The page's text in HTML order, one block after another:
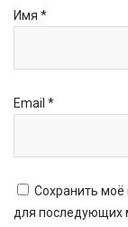
Имя *
Email *
Сохранить моё
для последующих